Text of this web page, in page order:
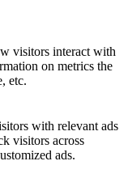
visitors interact with
on metrics the
etc.
with relevant ads
visitors across
ads.